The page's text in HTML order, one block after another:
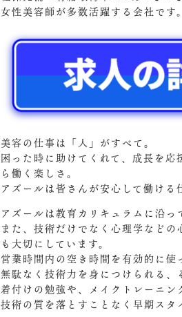
女性美容師が多数活躍する会社です。
美容の仕事は「人」がすべて。
困った時に助けてくれて、成長を
ら働く楽しさ。
アズールは皆さんが安心して働ける
アズールは教育カリキュラムに沿っ
また、技術だけでなく心理学など
も大切にしています。
営業時間内の空き時間を有効的に使
無駄なく技術力を身につけられる、
着付けの勉強や、メイクトレーニン
技術の質を落とすことなく早期スタ